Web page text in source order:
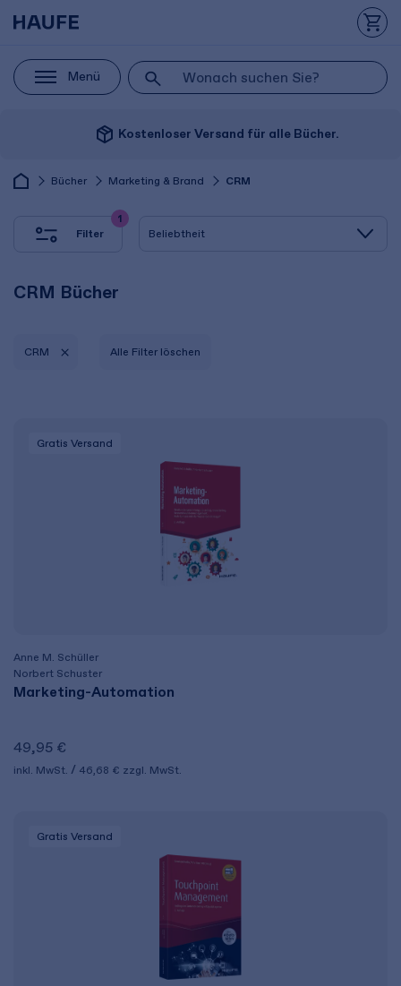
Menü
package_2 Kostenloser Versand für alle Bücher.
Bücher Marketing & Brand CRM
Filter
1
CRM Bücher
CRM Alle Filter löschen
Gratis Versand
Anne M. Schüller
Norbert Schuster
Marketing-Automation
49,95 €
inkl. MwSt. 46,68 € zzgl. MwSt.
Gratis Versand